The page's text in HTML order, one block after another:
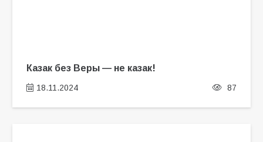
Казак без Веры — не казак!
18.11.2024 87